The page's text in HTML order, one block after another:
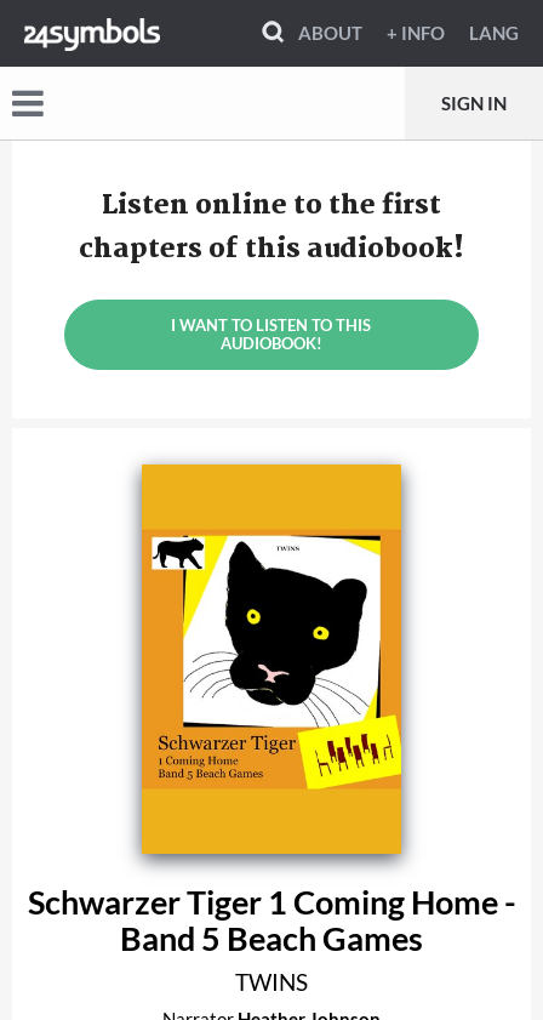
ABOUT + INFO LANG
SIGN IN
Listen online to the first
chapters of this audiobook!
I WANT TO LISTEN TO THIS
AUDIOBOOK!
Schwarzer Tiger 1 Coming Home -
Band 5 Beach Games
TWINS